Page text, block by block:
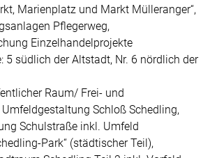
Marienplatz und Markt Mülleranger“,
Pflegerweg,
Einzelhandelprojekte
5 südlich der Altstadt, Nr. 6 nördlich der
Raum/ Frei- und
Schloß Schedling,
Schulstraße inkl. Umfeld
Park“ (städtischer Teil),